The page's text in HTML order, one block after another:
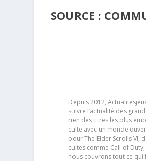
SOURCE :
Depuis 2012,
suivre l’actualité des
rien des titres les plus
culte avec un monde
pour The Elder Scrolls VI,
cultes comme Call of
nous couvrons tout ce qui